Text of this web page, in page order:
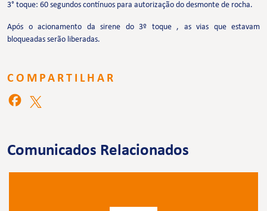
3° toque: 60 segundos contínuos para autorização do desmonte de rocha.
Após o acionamento da sirene do 3º toque , as vias que estavam
bloqueadas serão liberadas.
COMPARTILHAR
Comunicados Relacionados